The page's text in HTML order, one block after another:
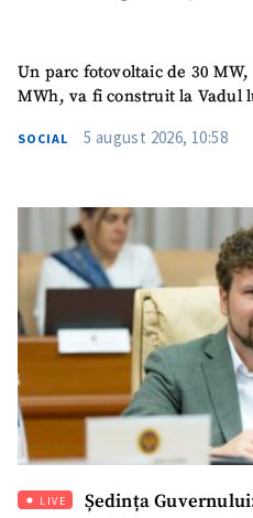
Un parc fotovoltaic de 30
MWh, va fi construit la Vadul
SOCIAL 5 august 2026, 10:58
LIVE
Ședința
Fotografie
+ Încarcă imagine
Mesajul știrei
+ Mesajul știrei
CONTACT SURSĂ
Sursă anonimă
Nume+ Numele meu
Email+ Emailul meu